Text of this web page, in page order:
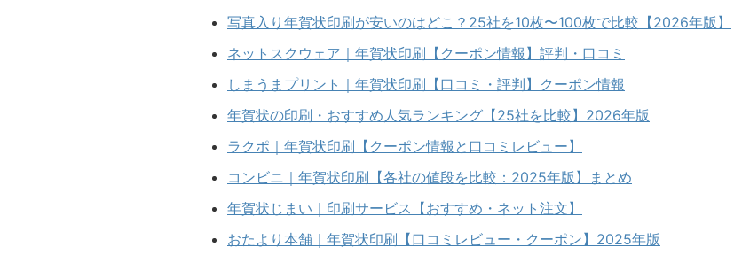
写真入り年賀状印刷が安いのはどこ？25社を10枚〜100枚で比較【2026年版】
ネットスクウェア｜年賀状印刷【クーポン情報】評判・口コミ
しまうまプリント｜年賀状印刷【口コミ・評判】クーポン情報
年賀状の印刷・おすすめ人気ランキング【25社を比較】2026年版
ラクポ｜年賀状印刷【クーポン情報と口コミレビュー】
コンビニ｜年賀状印刷【各社の値段を比較：2025年版】まとめ
年賀状じまい｜印刷サービス【おすすめ・ネット注文】
おたより本舗｜年賀状印刷【口コミレビュー・クーポン】2025年版